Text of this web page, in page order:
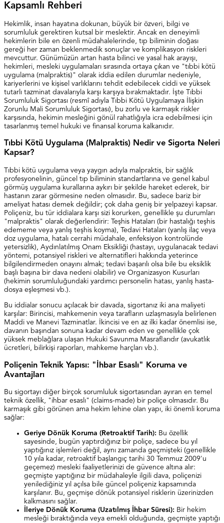
Kapsamlı Rehberi
Hekimlik, insan hayatına dokunan, büyük bir özveri, bilgi ve
sorumluluk gerektiren kutsal bir meslektir. Ancak en deneyimli
hekimlerin bile en özenli müdahalelerinde, tıp biliminin doğası
gereği her zaman beklenmedik sonuçlar ve komplikasyon riskleri
mevcuttur. Günümüzün artan hasta bilinci ve yasal hak arayışı,
hekimleri, mesleki uygulamaları sırasında ortaya çıkan ve "tıbbi kötü
uygulama (malpraktis)" olarak iddia edilen durumlar nedeniyle,
kariyerlerini ve kişisel varlıklarını tehdit edebilecek ciddi ve yüksek
tutarlı tazminat davalarıyla karşı karşıya bırakmaktadır. İşte Tıbbi
Sorumluluk Sigortası (resmî adıyla Tıbbi Kötü Uygulamaya İlişkin
Zorunlu Mali Sorumluluk Sigortası), bu zorlu ve karmaşık riskler
karşısında, hekimin mesleğini gönül rahatlığıyla icra edebilmesi için
tasarlanmış temel hukuki ve finansal koruma kalkanıdır.
Tıbbi Kötü Uygulama (Malpraktis) Nedir ve Sigorta Neleri
Kapsar?
Tıbbi kötü uygulama veya yaygın adıyla malpraktis, bir sağlık
profesyonelinin, güncel tıp biliminin standartlarına ve genel kabul
görmüş uygulama kurallarına aykırı bir şekilde hareket ederek, bir
hastanın zarar görmesine neden olmasıdır. Bu, sadece bariz bir
ameliyat hatası demek değildir; çok daha geniş bir yelpazeyi kapsar.
Poliçeniz, bu tür iddialara karşı sizi korurken, genellikle şu durumları
"malpraktis" olarak değerlendirir: Teşhis Hataları (bir hastalığı teşhis
edememe veya yanlış teşhis koyma), Tedavi Hataları (yanlış ilaç veya
doz uygulama, hatalı cerrahi müdahale, enfeksiyon kontrolünde
yetersizlik), Aydınlatılmış Onam Eksikliği (hastayı, uygulanacak tedavi
yöntemi, potansiyel riskleri ve alternatifleri hakkında yeterince
bilgilendirmeden onayını almak; tedavi başarılı olsa bile bu eksiklik
başlı başına bir dava nedeni olabilir) ve Organizasyon Kusurları
(hekimin sorumluluğundaki yardımcı personelin hatası, yanlış hasta-
dosya eşleşmesi vb.).
Bu iddialar sonucu açılacak bir davada, sigortanız iki ana maliyeti
karşılar: Birincisi, mahkemenin veya tarafların uzlaşmasıyla belirlenen
Maddi ve Manevi Tazminatlar. İkincisi ve en az ilki kadar önemlisi ise,
davanın başından sonuna kadar devam eden ve genellikle çok
yüksek meblağlara ulaşan Hukuki Savunma Masraflarıdır (avukatlık
ücretleri, bilirkişi raporları, mahkeme harçları vb.).
Poliçenin Teknik Yapısı: "İhbar Esaslı" Koruma ve
Avantajları
Bu sigortayı diğer birçok sorumluluk sigortasından ayıran en temel
teknik özellik, "ihbar esaslı" (claims-made) bir poliçe olmasıdır. Bu
karmaşık gibi görünen ama hekim lehine olan yapı, iki önemli koruma
sağlar:
Geriye Dönük Koruma (Retroaktif Tarih): Bu özellik
sayesinde, bugün yaptırdığınız bir poliçe, sadece bu yıl
yaptığınız işlemleri değil, aynı zamanda geçmişteki (genellikle
10 yıla kadar, retroaktif başlangıç tarihi 30 Temmuz 2009'u
geçemez) mesleki faaliyetlerinizi de güvence altına alır:
geçmişte yaptığınız bir müdahaleyle ilgili dava, poliçenizi
yenilediğiniz yıl açılsa bile güncel poliçeniz kapsamında
karşılanır. Bu, geçmişe dönük potansiyel risklerin üzerinizden
kalkmasını sağlar.
İleriye Dönük Koruma (Uzatılmış İhbar Süresi): Bir hekim
mesleği bıraktığında veya emekli olduğunda, geçmişte yaptığı